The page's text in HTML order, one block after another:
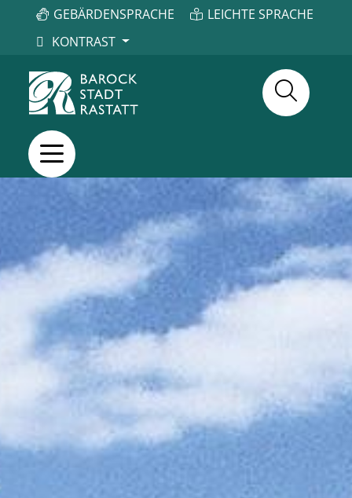
GEBÄRDENSPRACHE
LEICHTE SPRACHE
KONTRAST